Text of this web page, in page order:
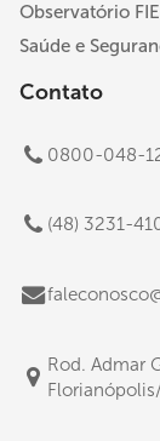
Observatório
Saúde e
Contato
0800-048-
(48) 3231-
Rod. Admar